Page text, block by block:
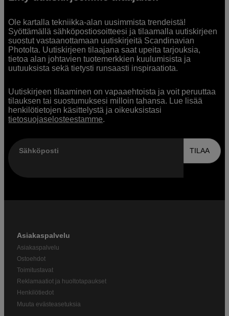
Ole kartalla tekniikka-alan uusimmista trendeistä!
Syöttämällä sähköpostiosoitteesi ja tilaamalla uutiskirjeen
suostut vastaanottamaan uutiskirjeitä Scandinavian
Photolta. Uutiskirjeen tilaajana saat upeita tarjouksia,
tietoa alan johtavien tuotemerkkien kuulumisista ja
uutuuksista sekä tietysti runsaasti inspiraatiota.
Uutiskirjeen tilaaminen on vapaaehtoista ja voit peruuttaa
tilauksen tai suostumuksesi milloin tahansa. Lue lisää
henkilötietojen käsittelystä ja oikeuksistasi
tietosuojaselosteestamme.
Sähköposti TILAA
Asiakaspalvelu
Asiakaspalvelu
Ostoehdot
Toimitustavat
Reklamaatiot ja huoltotapaukset
Henkilötiedot
Muuta evästeasetuksia